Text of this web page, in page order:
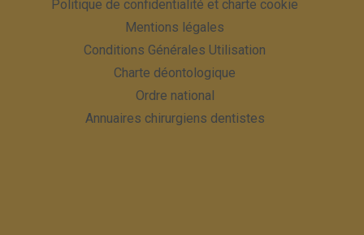
Politique de confidentialité et charte cookie
Mentions légales
Conditions Générales Utilisation
Charte déontologique
Ordre national
Annuaires chirurgiens dentistes